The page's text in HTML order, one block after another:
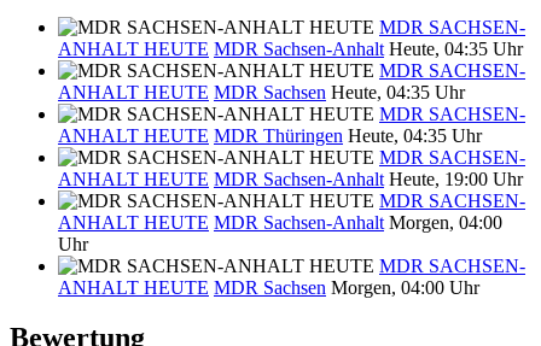
MDR SACHSEN-
ANHALT HEUTE MDR Sachsen-Anhalt Heute, 04:35 Uhr
MDR SACHSEN-
ANHALT HEUTE MDR Sachsen Heute, 04:35 Uhr
MDR SACHSEN-
ANHALT HEUTE MDR Thüringen Heute, 04:35 Uhr
MDR SACHSEN-
ANHALT HEUTE MDR Sachsen-Anhalt Heute, 19:00 Uhr
MDR SACHSEN-
ANHALT HEUTE MDR Sachsen-Anhalt Morgen, 04:00
Uhr
MDR SACHSEN-
ANHALT HEUTE MDR Sachsen Morgen, 04:00 Uhr
Bewertung